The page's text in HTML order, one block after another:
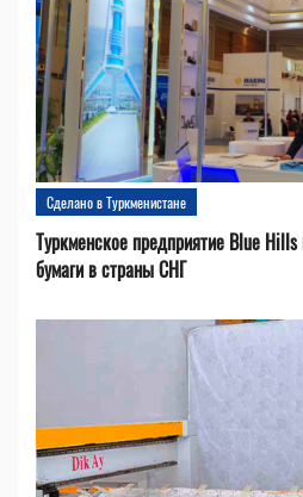
Сделано в Туркменистане
Туркменское предприятие Blue
бумаги в страны СНГ